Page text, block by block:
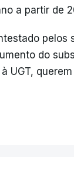
a partir de
pelos
do
UGT,